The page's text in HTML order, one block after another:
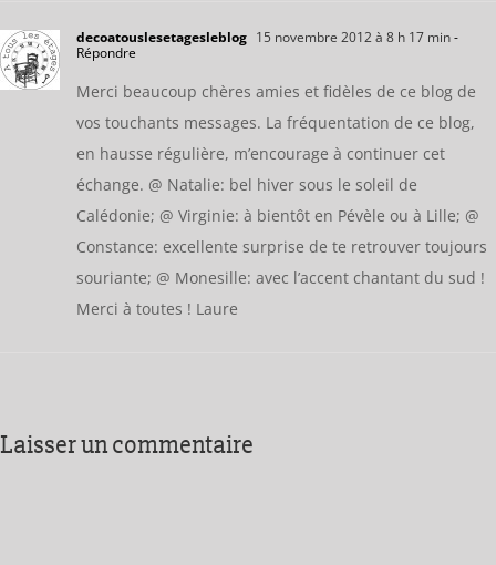
decoatouslesetagesleblog 15 novembre 2012 à 8 h 17 min-
Répondre
Merci beaucoup chères amies et fidèles de ce blog de
vos touchants messages. La fréquentation de ce blog,
en hausse régulière, m’encourage à continuer cet
échange. @ Natalie: bel hiver sous le soleil de
Calédonie; @ Virginie: à bientôt en Pévèle ou à Lille; @
Constance: excellente surprise de te retrouver toujours
souriante; @ Monesille: avec l’accent chantant du sud !
Merci à toutes ! Laure
Laisser un commentaire